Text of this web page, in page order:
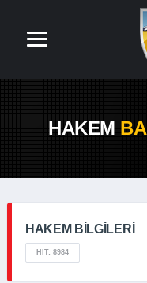
HAKEM
HAKEM BILGILERI
HIT: 8984